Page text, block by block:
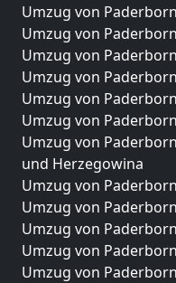
Umzug von
Umzug von
Umzug von
Umzug von
Umzug von
Umzug von
Umzug von
und Herzegowina
Umzug von
Umzug von
Umzug von
Umzug von
Umzug von